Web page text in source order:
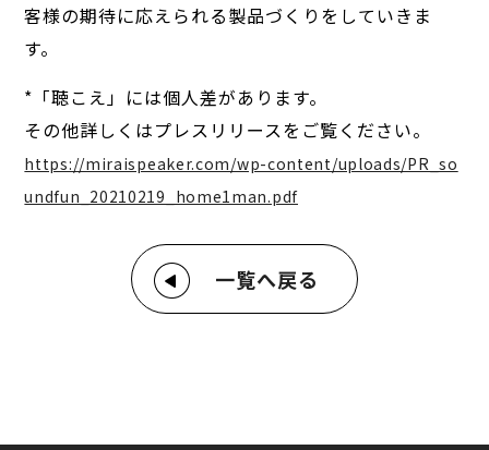
客様の期待に応えられる製品づくりをしていきま
す。
*「聴こえ」には個人差があります。
その他詳しくはプレスリリースをご覧ください。
https://miraispeaker.com/wp-content/uploads/PR_so
undfun_20210219_home1man.pdf
一覧へ戻る